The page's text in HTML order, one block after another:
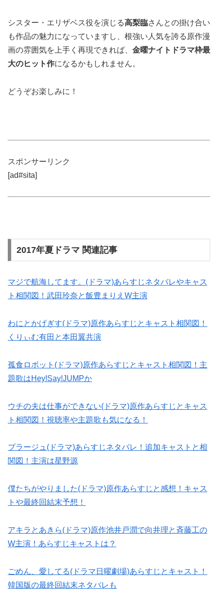
シスター・エリザベス役を演じる高梨臨さんとの掛け合い
も作品の魅力になっていますし、根強い人気を誇る原作漫
画の雰囲気を上手く再現できれば、 金曜ナイトドラマ枠最
大のヒット作になるかもしれません。
どうぞお楽しみに！
スポンサーリンク
[ad#sita]
2017年夏ドラマ 関連記事
マジで航海してます。(ドラマ)あらすじネタバレやキャス
ト相関図！武田玲奈と飯豊まりえW主演
わにとかげぎす(ドラマ)原作あらすじとキャスト相関図！
くりぃむ有田と本田翼共演
孤食ロボット(ドラマ)原作あらすじとキャスト相関図！主
題歌はHey!Say!JUMPか
ウチの夫は仕事ができない(ドラマ)原作あらすじとキャス
ト相関図！視聴率や主題歌も気になる！
プラージュ(ドラマ)あらすじネタバレ！追加キャストと相
関図！主演は星野源
僕たちがやりました(ドラマ)原作あらすじと感想！キャス
トや最終回結末予想！
アキラとあきら(ドラマ)原作池井戸潤で向井理と斉藤工の
W主演！あらすじキャストは？
ごめん、愛してる(ドラマ日曜劇場)あらすじとキャスト！
韓国版の最終回結末ネタバレも